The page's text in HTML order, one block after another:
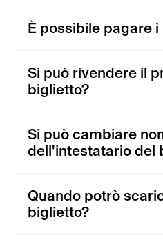
È possibile pagare
Si può rivendere il
biglietto?
Si può cambiare
dell'intestatario del
Quando potrò
biglietto?